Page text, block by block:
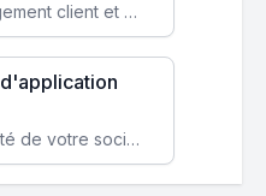
Augmentez l’engagement client et simplifiez vos processus avec une application mobile sur mesure, disponible sur iOS et Android.
Améliorez l'efficacité de votre société avec une application web personnalisée accessible partout et tout le temps.